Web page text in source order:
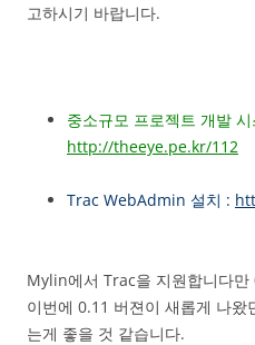
고하시기 바랍니다.
중소규모 프로젝트 개발
http://theeye.pe.kr/112
Trac WebAdmin 설치 :
Mylin에서 Trac을 지원합니다
이번에 0.11 버젼이 새롭게 나
는게 좋을 것 같습니다.